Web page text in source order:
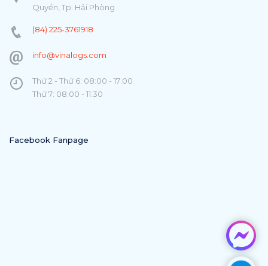
Quyền, Tp. Hải Phòng
(84) 225-3761918
info@vinalogs.com
Thứ 2 - Thứ 6: 08:00 - 17:00
Thứ 7: 08:00 - 11:30
Facebook Fanpage